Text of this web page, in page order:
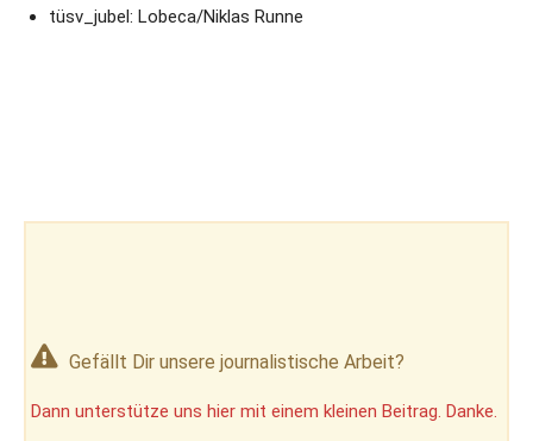
tüsv_jubel: Lobeca/Niklas Runne
Gefällt Dir unsere journalistische Arbeit?
Dann unterstütze uns hier mit einem kleinen Beitrag. Danke.